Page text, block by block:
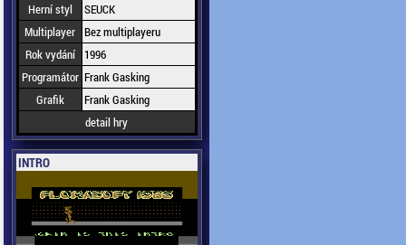
Herní styl
SEUCK
Multiplayer Bez multiplayeru
Rok vydání
1996
Programátor Frank Gasking
Grafik
Frank Gasking
detail hry
INTRO